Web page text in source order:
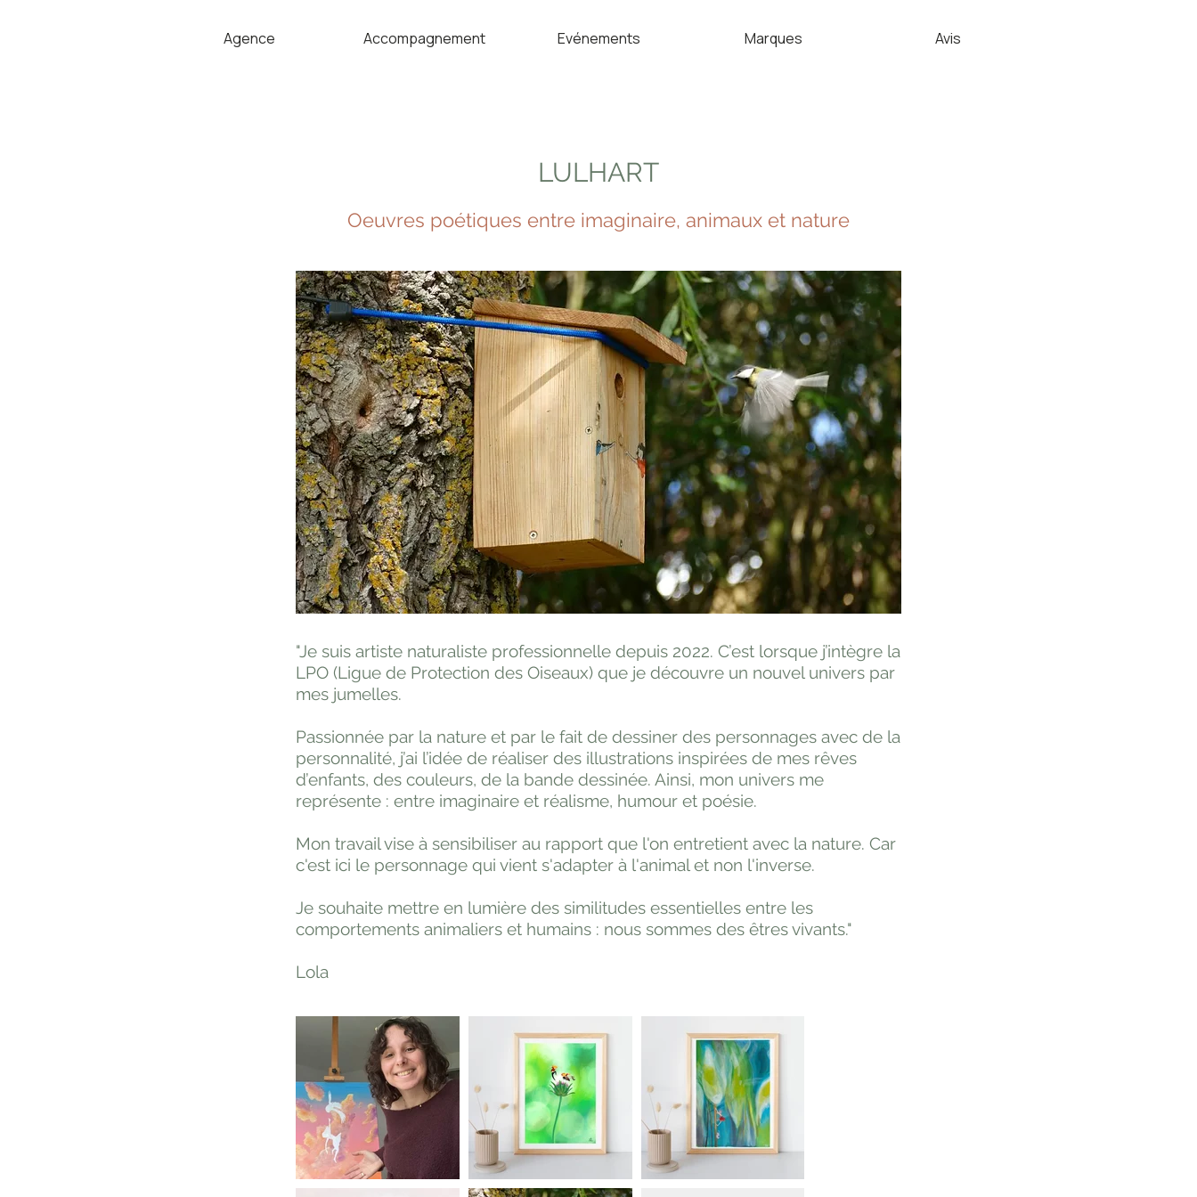
Agence Accompagnement Evénements Marques Avis
LULHART
Oeuvres poétiques entre imaginaire, animaux et nature
"Je suis artiste naturaliste professionnelle depuis 2022. C’est lorsque j’intègre la
LPO (Ligue de Protection des Oiseaux) que je découvre un nouvel univers par
mes jumelles.
Passionnée par la nature et par le fait de dessiner des personnages avec de la
personnalité, j’ai l’idée de réaliser des illustrations inspirées de mes rêves
d’enfants, des couleurs, de la bande dessinée. Ainsi, mon univers me
représente : entre imaginaire et réalisme, humour et poésie.
Mon travail vise à sensibiliser au rapport que l'on entretient avec la nature. Car
c'est ici le personnage qui vient s'adapter à l'animal et non l'inverse.
Je souhaite mettre en lumière des similitudes essentielles entre les
comportements animaliers et humains : nous sommes des êtres vivants."
Lola